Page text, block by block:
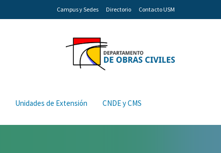
Campus y Sedes Directorio Contacto USM
Unidades de Extensión CNDE y CMS